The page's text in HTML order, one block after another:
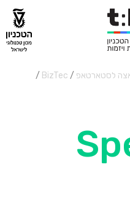
לסטארטאפ /
BizTec
/